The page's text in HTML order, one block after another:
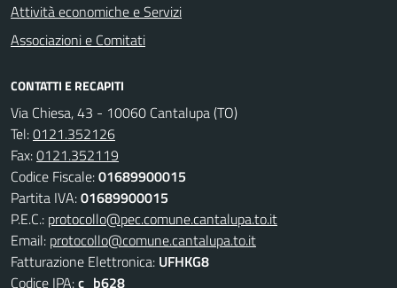
Attività economiche e Servizi
Associazioni e Comitati
CONTATTI E RECAPITI
Via Chiesa, 43 - 10060 Cantalupa (TO)
Tel:0121.352126
Fax:0121.352119
Codice Fiscale:01689900015
Partita IVA:01689900015
P.E.C.: protocollo@pec.comune.cantalupa.to.it
Email: protocollo@comune.cantalupa.to.it
Fatturazione Elettronica: UFHKG8
Codice IPA:c_b628